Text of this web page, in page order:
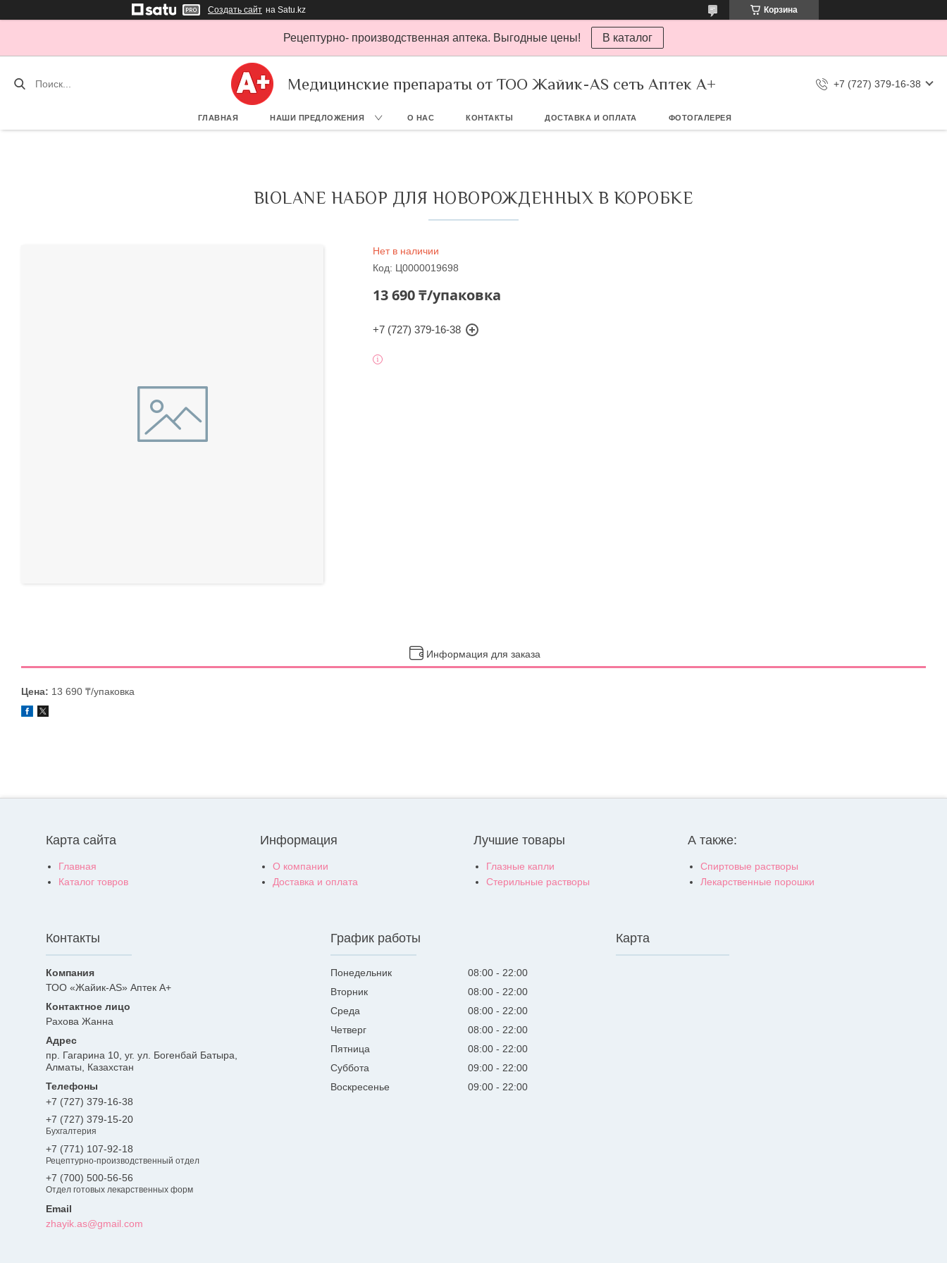
Создать сайт на Satu.kz Корзина
Рецептурно- производственная аптека. Выгодные цены! В каталог
Медицинские препараты от ТОО Жайик-AS сеть Аптек А+ +7 (727) 379-16-38
ГЛАВНАЯ НАШИ ПРЕДЛОЖЕНИЯ О НАС КОНТАКТЫ ДОСТАВКА И ОПЛАТА ФОТОГАЛЕРЕЯ
BIOLANE НАБОР ДЛЯ НОВОРОЖДЕННЫХ В КОРОБКЕ
Нет в наличии
Код: Ц0000019698
13 690 ₸/упаковка
+7 (727) 379-16-38
Информация для заказа
Цена: 13 690 ₸/упаковка
Карта сайта
Главная
Каталог товров
Информация
О компании
Доставка и оплата
Лучшие товары
Глазные капли
Стерильные растворы
А также:
Спиртовые растворы
Лекарственные порошки
Контакты
ТОО «Жайик-AS» Аптек А+
Рахова Жанна
пр. Гагарина 10, уг. ул. Богенбай Батыра,
Алматы, Казахстан
+7 (727) 379-16-38
+7 (727) 379-15-20
Бухгалтерия
+7 (771) 107-92-18
Рецептурно-производственный отдел
+7 (700) 500-56-56
Отдел готовых лекарственных форм
zhayik.as@gmail.com
График работы
Понедельник 08:00
22:00
Вторник
08:00
22:00
Среда
08:00
22:00
Четверг
08:00
22:00
Пятница
08:00
22:00
Суббота
09:00
22:00
Воскресенье
09:00 22:00
Карта